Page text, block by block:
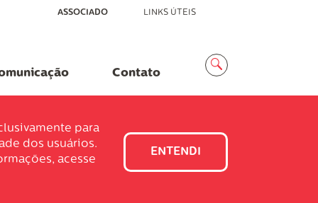
MenuASSOCIADO LINKS ÚTEIS
Contato
Busca
para
dos usuários.
acesse
ENTENDI